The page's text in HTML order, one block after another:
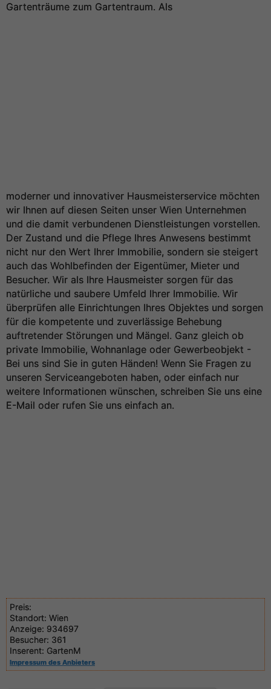
Gartenträume zum Gartentraum. Als
moderner und innovativer Hausmeisterservice möchten
wir Ihnen auf diesen Seiten unser Wien Unternehmen
und die damit verbundenen Dienstleistungen vorstellen.
Der Zustand und die Pflege Ihres Anwesens bestimmt
nicht nur den Wert Ihrer Immobilie, sondern sie steigert
auch das Wohlbefinden der Eigentümer, Mieter und
Besucher. Wir als Ihre Hausmeister sorgen für das
natürliche und saubere Umfeld Ihrer Immobilie. Wir
überprüfen alle Einrichtungen Ihres Objektes und sorgen
für die kompetente und zuverlässige Behebung
auftretender Störungen und Mängel. Ganz gleich ob
private Immobilie, Wohnanlage oder Gewerbeobjekt -
Bei uns sind Sie in guten Händen! Wenn Sie Fragen zu
unseren Serviceangeboten haben, oder einfach nur
weitere Informationen wünschen, schreiben Sie uns eine
E-Mail oder rufen Sie uns einfach an.
Preis:
Standort: Wien
Anzeige: 934697
Besucher: 361
Inserent: GartenM
Impressum des Anbieters